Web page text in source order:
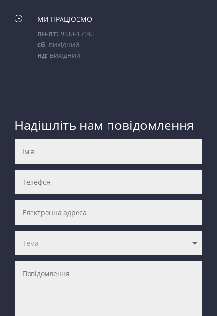

МИ ПРАЦЮЄМО
пн-пт: 9:00-17:30
сб: вихідний
нд: вихідний
Надішліть нам повідомлення